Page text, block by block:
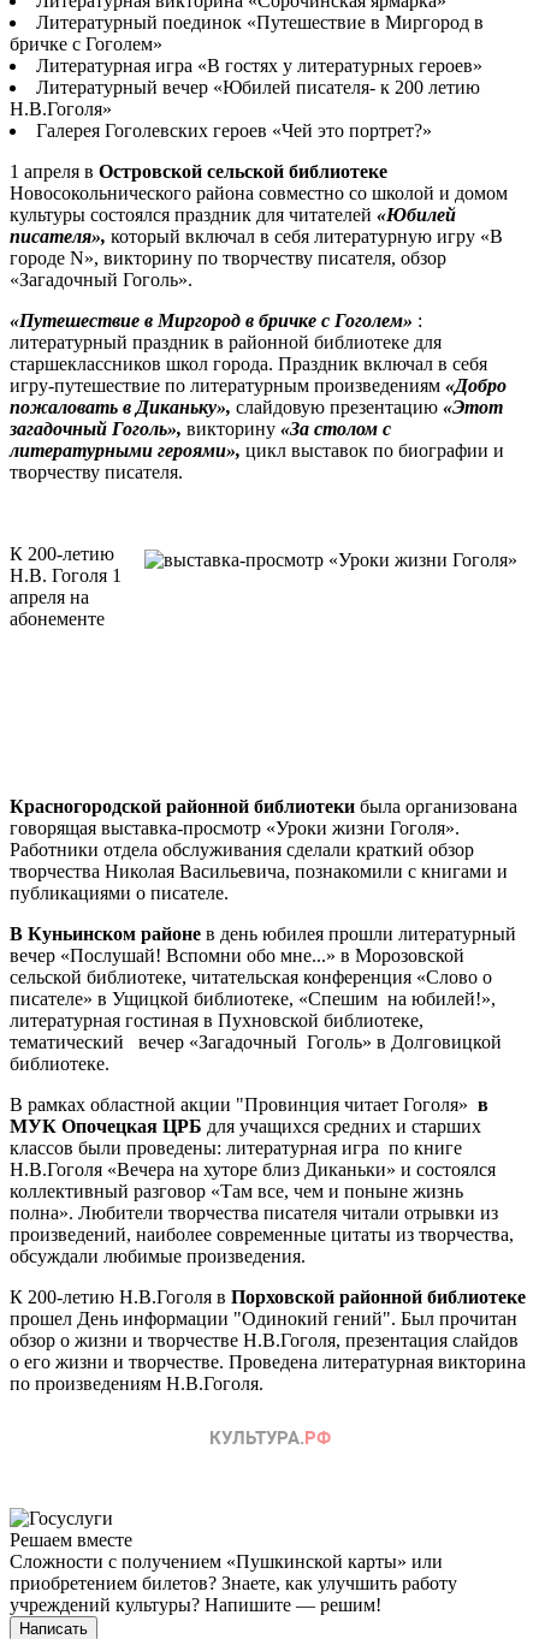
Литературный поединок «Путешествие в Миргород в
бричке с Гоголем»
Литературная игра «В гостях у литературных героев»
Литературный вечер «Юбилей писателя- к 200 летию
Н.В.Гоголя»
Галерея Гоголевских героев «Чей это портрет?»
1 апреля в Островской сельской библиотеке
Новосокольнического района совместно со школой и домом
культуры состоялся праздник для читателей «Юбилей
писателя», который включал в себя литературную игру «В
городе N», викторину по творчеству писателя, обзор
«Загадочный Гоголь».
«Путешествие в Миргород в бричке с Гоголем» :
литературный праздник в районной библиотеке для
старшеклассников школ города. Праздник включал в себя
игру-путешествие по литературным произведениям «Добро
пожаловать в Диканьку», слайдовую презентацию «Этот
загадочный Гоголь», викторину «За столом с
литературными героями», цикл выставок по биографии и
творчеству писателя.
К 200-летию
Н.В. Гоголя 1
апреля на
абонементе
Красногородской районной библиотеки была организована
говорящая выставка-просмотр «Уроки жизни Гоголя».
Работники отдела обслуживания сделали краткий обзор
творчества Николая Васильевича, познакомили с книгами и
публикациями о писателе.
В Куньинском районе в день юбилея прошли литературный
вечер «Послушай! Вспомни обо мне...» в Морозовской
сельской библиотеке, читательская конференция «Слово о
писателе» в Ущицкой библиотеке, «Спешим на юбилей!»,
литературная гостиная в Пухновской библиотеке,
тематический вечер «Загадочный Гоголь» в Долговицкой
библиотеке.
В рамках областной акции "Провинция читает Гоголя» в
МУК Опочецкая ЦРБ для учащихся средних и старших
классов были проведены: литературная игра по книге
Н.В.Гоголя «Вечера на хуторе близ Диканьки» и состоялся
коллективный разговор «Там все, чем и поныне жизнь
полна». Любители творчества писателя читали отрывки из
произведений, наиболее современные цитаты из творчества,
обсуждали любимые произведения.
К 200-летию Н.В.Гоголя в Порховской районной библиотеке
прошел День информации "Одинокий гений". Был прочитан
обзор о жизни и творчестве Н.В.Гоголя, презентация слайдов
о его жизни и творчестве. Проведена литературная викторина
по произведениям Н.В.Гоголя.
Решаем вместе
Сложности с получением «Пушкинской карты» или
приобретением билетов? Знаете, как улучшить работу
учреждений культуры? Напишите — решим!
Написать